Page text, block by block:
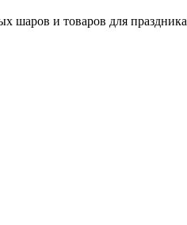
шаров и товаров для праздника